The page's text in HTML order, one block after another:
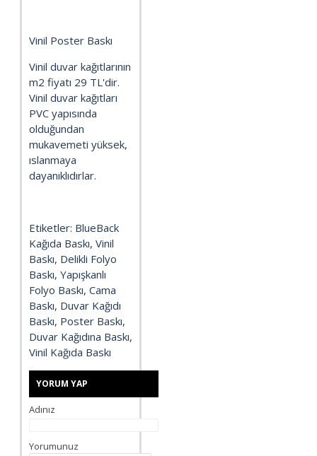
Vinil Poster Baskı
Vinil duvar kağıtlarının
m2 fiyatı 29 TL'dir.
Vinil duvar kağıtları
PVC yapısında
olduğundan
mukavemeti yüksek,
ıslanmaya
dayanıklıdırlar.
Etiketler: BlueBack
Kağıda Baskı, Vinil
Baskı, Delikli Folyo
Baskı, Yapışkanlı
Folyo Baskı, Cama
Baskı, Duvar Kağıdı
Baskı, Poster Baskı,
Duvar Kağıdına Baskı,
Vinil Kağıda Baskı
YORUM YAP
Adınız
Yorumunuz